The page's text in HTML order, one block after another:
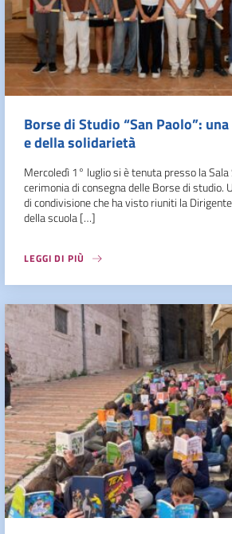
Borse di Studio “San Paolo”:
e della solidarietà
Mercoledì 1° luglio si è tenuta presso la Sala
cerimonia di consegna delle Borse di studio.
di condivisione che ha visto riuniti la
della scuola […]
LEGGI DI PIÙ